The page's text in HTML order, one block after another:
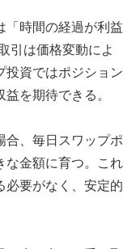
「時間の経過が利益
引は価格変動によ
投資ではポジション
を期待できる。
合、毎日スワップポ
な金額に育つ。これ
必要がなく、安定的